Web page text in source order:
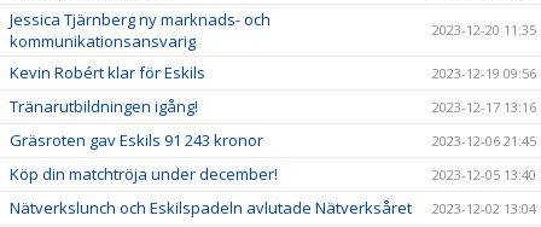
Jessica Tjärnberg ny marknads- och
kommunikationsansvarig
2023-12-20 11:35
Kevin Robért klar för Eskils 2023-12-19 09:56
Tränarutbildningen igång! 2023-12-17 13:16
Gräsroten gav Eskils 91 243 kronor 2023-12-06 21:45
Köp din matchtröja under december! 2023-12-05 13:40
Nätverkslunch och Eskilspadeln avlutade Nätverksåret 2023-12-02 13:04